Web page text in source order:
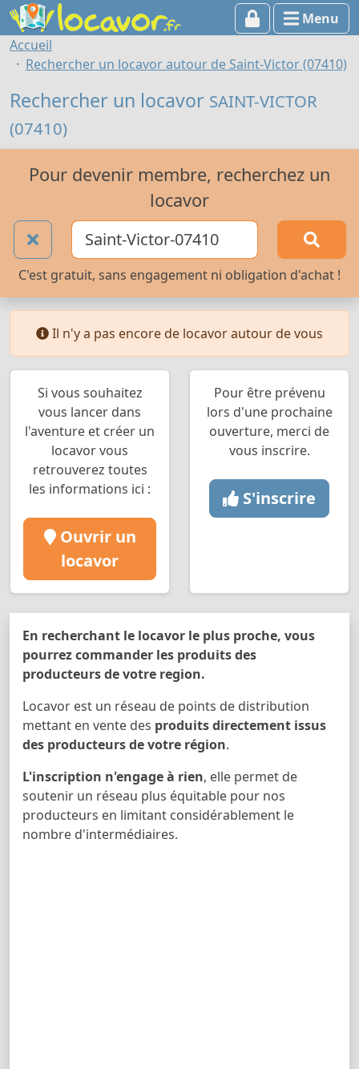
Menu
Accueil
Rechercher un locavor autour de Saint-Victor (07410)
Rechercher un locavor SAINT-VICTOR
(07410)
Pour devenir membre, recherchez un
locavor
C'est gratuit, sans engagement ni obligation d'achat !
Il n'y a pas encore de locavor autour de vous
Si vous souhaitez
vous lancer dans
l'aventure et créer un
locavor vous
retrouverez toutes
les informations ici :
Ouvrir un
locavor
Pour être prévenu
lors d'une prochaine
ouverture, merci de
vous inscrire.
S'inscrire
En recherchant le locavor le plus proche, vous
pourrez commander les produits des
producteurs de votre region.
Locavor est un réseau de points de distribution
mettant en vente des produits directement issus
des producteurs de votre région.
L'inscription n'engage à rien, elle permet de
soutenir un réseau plus équitable pour nos
producteurs en limitant considérablement le
nombre d'intermédiaires.